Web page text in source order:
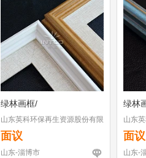
绿林画框/
山东英科环保再生资源股份有限
公司
面议
山东-淄博市
绿林
山东
公司
面议
山东-